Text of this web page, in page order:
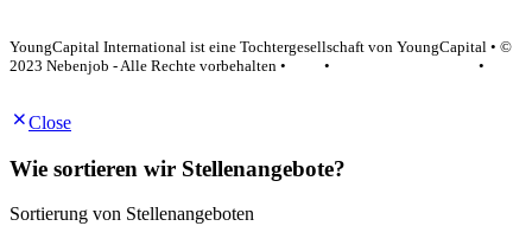
YoungCapital International ist eine Tochtergesellschaft von YoungCapital • ©
2023 Nebenjob - Alle Rechte vorbehalten •
•
•
Close
Wie sortieren wir Stellenangebote?
Sortierung von Stellenangeboten